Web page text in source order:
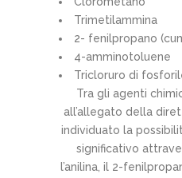
Trimetilammina
2- fenilpropano
4-amminotoluene
Tricloruro di
Tra gli agenti
all’allegato della
individuato la
significativo
l’anilina, il 2-